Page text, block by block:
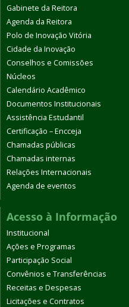
Gabinete da Reitora
Agenda da Reitora
Polo de Inovação Vitória
Cidade da Inovação
Conselhos e Comissões
Núcleos
Calendário Acadêmico
Documentos Institucionais
Assistência Estudantil
Certificação – Encceja
Chamadas públicas
Chamadas internas
Relações Internacionais
Agenda de eventos
Acesso à Informação
Institucional
Ações e Programas
Participação Social
Convênios e Transferências
Receitas e Despesas
Licitações e Contratos